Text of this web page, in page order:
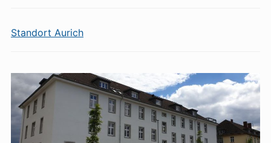
Standort Aurich